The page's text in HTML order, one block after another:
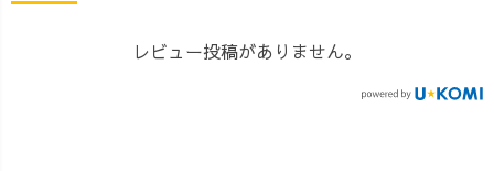
レビュー投稿がありません。